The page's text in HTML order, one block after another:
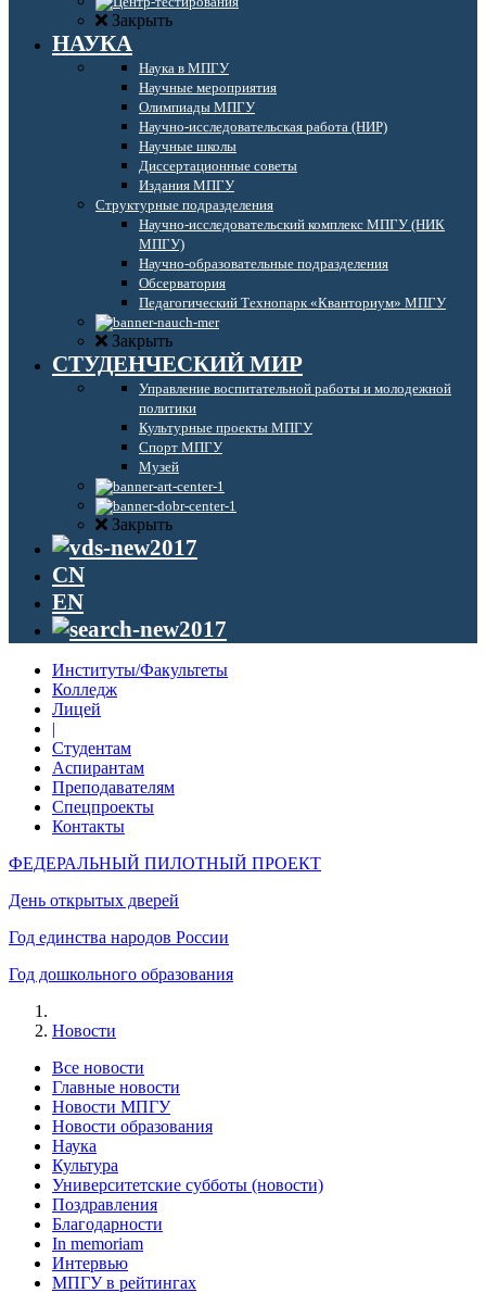
Закрыть
НАУКА
Наука в МПГУ
Научные мероприятия
Олимпиады МПГУ
Научно-исследовательская работа (НИР)
Научные школы
Диссертационные советы
Издания МПГУ
Структурные подразделения
Научно-исследовательский комплекс МПГУ (НИК
МПГУ)
Научно-образовательные подразделения
Обсерватория
Педагогический Технопарк «Кванториум» МПГУ
Закрыть
СТУДЕНЧЕСКИЙ МИР
Управление воспитательной работы и молодежной
политики
Культурные проекты МПГУ
Спорт МПГУ
Музей
Закрыть
CN
EN
Институты/Факультеты
Колледж
Лицей
|
Студентам
Аспирантам
Преподавателям
Спецпроекты
Контакты
ФЕДЕРАЛЬНЫЙ ПИЛОТНЫЙ ПРОЕКТ
День открытых дверей
Год единства народов России
Год дошкольного образования
Новости
Все новости
Главные новости
Новости МПГУ
Новости образования
Наука
Культура
Университетские субботы (новости)
Поздравления
Благодарности
In memoriam
Интервью
МПГУ в рейтингах